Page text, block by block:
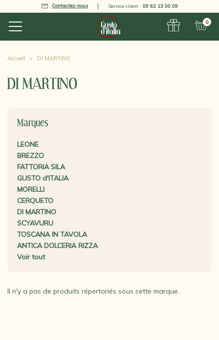
Contactez-nous Service client : 09 62 13 00 09
0
Accueil DI MARTINO
DI MARTINO
Marques
LEONE
BREZZO
FATTORIA SILA
GUSTO d'ITALIA
MORELLI
CERQUETO
DI MARTINO
SCYAVURU
TOSCANA IN TAVOLA
ANTICA DOLCERIA RIZZA
Voir tout
Il n'y a pas de produits répertoriés sous cette marque.